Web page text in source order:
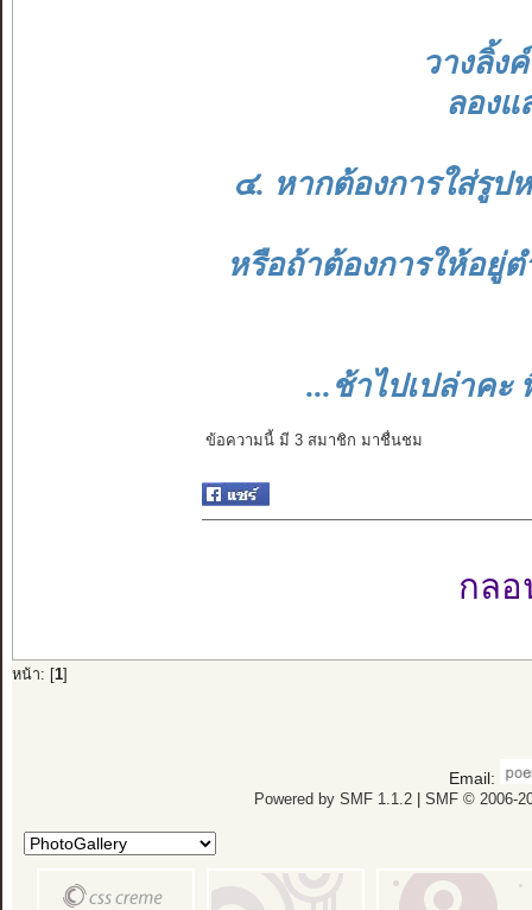
วางลิ้ง
ลองแ
๔. หากต้องการใส่รู
หรือถ้าต้องการให้อยู่
...ช้าไปเปล่าคะ
ข้อความนี้ มี 3 สมาชิก มาชื่นชม
กลอ
หน้า: [ 1]
Email:
Powered by SMF 1.1.2| SMF © 2006-